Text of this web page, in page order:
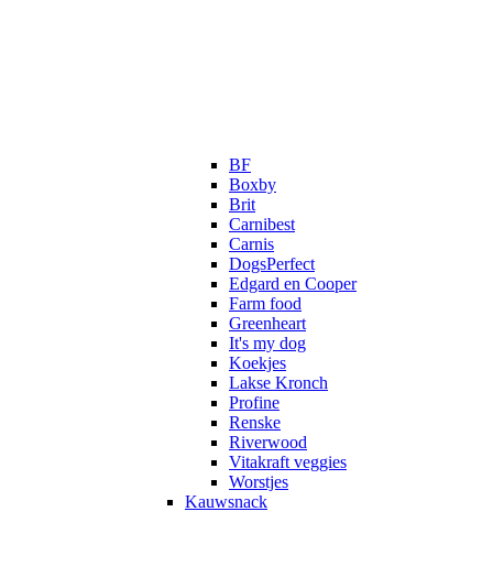
BF
Boxby
Brit
Carnibest
Carnis
DogsPerfect
Edgard en Cooper
Farm food
Greenheart
It's my dog
Koekjes
Lakse Kronch
Profine
Renske
Riverwood
Vitakraft veggies
Worstjes
Kauwsnack